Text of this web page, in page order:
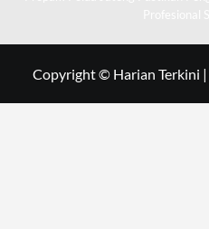
Copyright © Harian Terkini |